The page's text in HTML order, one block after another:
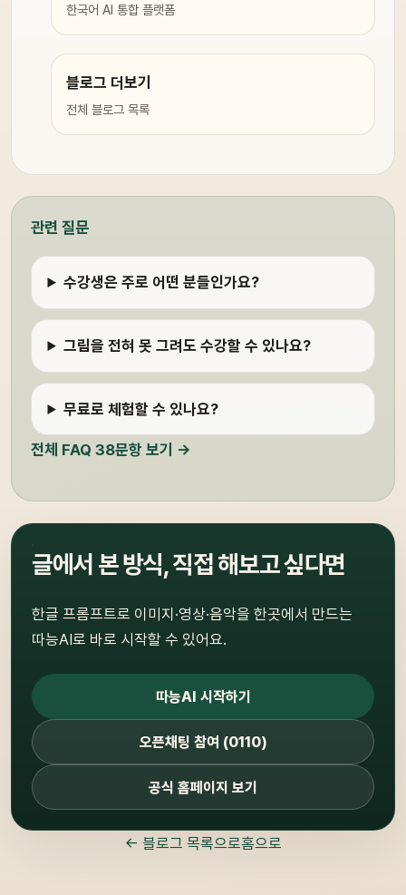
한국어 AI 통합 플랫폼
블로그 더보기
전체 블로그 목록
관련 질문
수강생은 주로 어떤 분들인가요?
그림을 전혀 못 그려도 수강할 수 있나요?
무료로 체험할 수 있나요?
전체 FAQ 38문항 보기 →
글에서 본 방식, 직접 해보고 싶다면
한글 프롬프트로 이미지·영상·음악을 한곳에서 만드는
따능AI로 바로 시작할 수 있어요.
따능AI 시작하기
오픈채팅 참여 (0110)
공식 홈페이지 보기
← 블로그 목록으로홈으로